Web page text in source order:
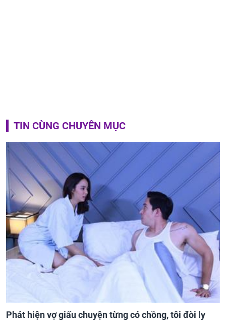
TIN CÙNG CHUYÊN MỤC
Phát hiện vợ giấu chuyện từng có chồng, tôi đòi ly